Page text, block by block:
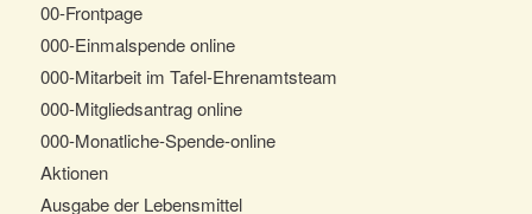
00-Frontpage
000-Einmalspende online
000-Mitarbeit im Tafel-Ehrenamtsteam
000-Mitgliedsantrag online
000-Monatliche-Spende-online
Aktionen
Ausgabe der Lebensmittel